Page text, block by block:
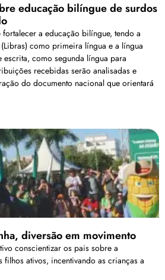
educação bilíngue de surdos
a educação bilíngue, tendo a
como primeira língua e a língua
como segunda língua para
recebidas serão analisadas e
do documento nacional que orientará
diversão em movimento
conscientizar os pais sobre a
filhos ativos, incentivando as crianças a